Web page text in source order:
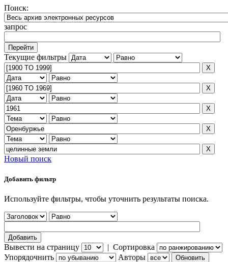
Поиск:
запрос
Текущие фильтры
Новый поиск
Добавить фильтр
Используйте фильтры, чтобы уточнить результаты поиска.
Вывести на страницу | Сортировка
Упорядочнить
Авторы